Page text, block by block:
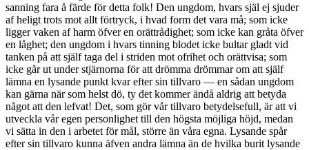
sanning fara å färde för detta folk! Den ungdom, hvars själ ej sjuder
af heligt trots mot allt förtryck, i hvad form det vara må; som icke
ligger vaken af harm öfver en orättrådighet; som icke kan gråta öfver
en låghet; den ungdom i hvars tinning blodet icke bultar gladt vid
tanken på att själf taga del i striden mot ofrihet och orättvisa; som
icke går ut under stjärnorna för att drömma drömmar om att själf
lämna en lysande punkt kvar efter sin tillvaro — en sådan ungdom
kan gärna när som helst dö, ty det kommer ändå aldrig att betyda
något att den lefvat! Det, som gör vår tillvaro betydelsefull, är att vi
utveckla vår egen personlighet till den högsta möjliga höjd, medan
vi sätta in den i arbetet för mål, större än våra egna. Lysande spår
efter sin tillvaro kunna äfven andra lämna än de hvilka burit lysande